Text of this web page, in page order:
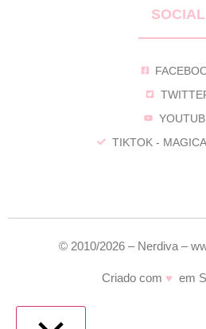
SOCIAL
TIKTOK -
© 2010/2026 – Nerdiva –
Criado com ♥ em